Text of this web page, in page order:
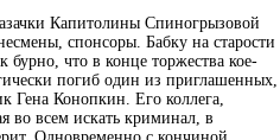
Капитолины Спиногрызовой
спонсоры. Бабку на старости
бурно, что в конце торжества кое-
погиб один из приглашенных,
Гена Конопкин. Его коллега,
во всем искать криминал, в